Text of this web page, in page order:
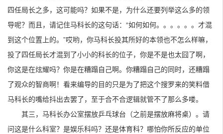
四任局长之多，这可能吗？如果不是，为什么还要列举这么多的领
导呢？而且，请记住马科长的这句话：“如何如何。。。。。。才混
到这个位置上的。”哎哟，你马科长投其所好的本领也不怎么样嘛，
投了四任局长才混到了小小的科长的位子，你是不是也太囧了啊，
你这是在炫耀吗？你是在糟蹋自己啊。你糟蹋自己的同时，还糟蹋
了观众的智商啊！看来编导的目的只是为了把这个搜罗来的笑料借
马科长的嘴给抖出去罢了，至于合不合逻辑就管不了那么多喽。
其三，马科长办公室摆放乒乓球台（之前是摆放麻将桌）。请
问这是什么科室？是娱乐科吗？还是体育科？哪怕你所反应的单位